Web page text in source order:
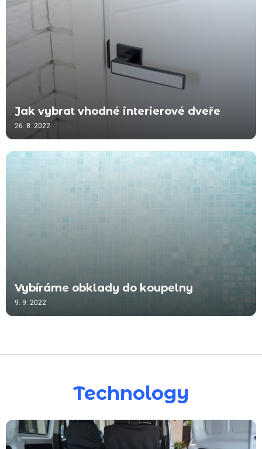
Jak vybrat vhodné interierové dveře
26. 8. 2022
Vybíráme obklady do koupelny
9. 9. 2022
Technology